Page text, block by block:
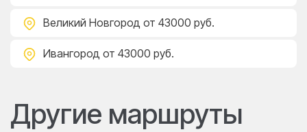
Великий Новгород от 43000 руб.
Ивангород от 43000 руб.
Другие маршруты